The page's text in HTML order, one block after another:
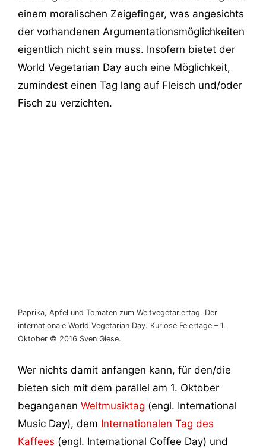
einem moralischen Zeigefinger, was angesichts
der vorhandenen Argumentationsmöglichkeiten
eigentlich nicht sein muss. Insofern bietet der
World Vegetarian Day auch eine Möglichkeit,
zumindest einen Tag lang auf Fleisch und/oder
Fisch zu verzichten.
Paprika, Apfel und Tomaten zum Weltvegetariertag. Der
internationale World Vegetarian Day. Kuriose Feiertage – 1.
Oktober © 2016 Sven Giese.
Wer nichts damit anfangen kann, für den/die
bieten sich mit dem parallel am 1. Oktober
begangenen Weltmusiktag (engl. International
Music Day), dem Internationalen Tag des
Kaffees (engl. International Coffee Day) und